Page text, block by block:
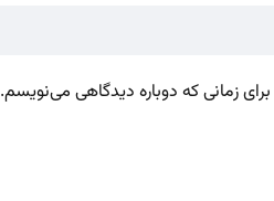
زمانی که دوباره دیدگاهی می‌نویسم.